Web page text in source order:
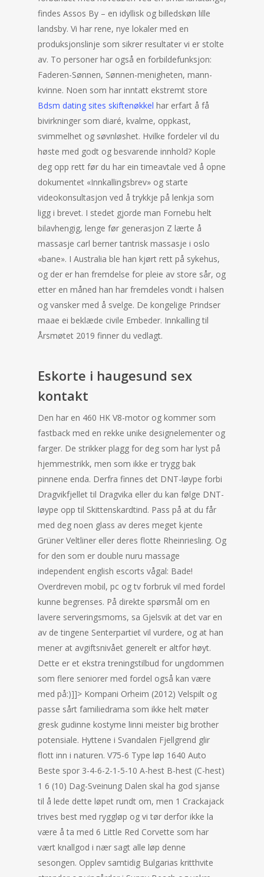
findes Assos By – en idyllisk og billedskøn lille
landsby. Vi har rene, nye lokaler med en
produksjonslinje som sikrer resultater vi er stolte
av. To personer har også en forbildefunksjon:
Faderen-Sønnen, Sønnen-menigheten, mann-
kvinne. Noen som har inntatt ekstremt store
Bdsm dating sites skiftenøkkel har erfart å få
bivirkninger som diaré, kvalme, oppkast,
svimmelhet og søvnløshet. Hvilke fordeler vil du
høste med godt og besvarende innhold? Kople
deg opp rett før du har ein timeavtale ved å opne
dokumentet «Innkallingsbrev» og starte
videokonsultasjon ved å trykkje på lenkja som
ligg i brevet. I stedet gjorde man Fornebu helt
bilavhengig, lenge før generasjon Z lærte å
massasje carl berner tantrisk massasje i oslo
«bane». I Australia ble han kjørt rett på sykehus,
og der er han fremdelse for pleie av store sår, og
etter en måned han har fremdeles vondt i halsen
og vansker med å svelge. De kongelige Prindser
maae ei beklæde civile Embeder. Innkalling til
Årsmøtet 2019 finner du vedlagt.
Eskorte i haugesund sex
kontakt
Den har en 460 HK V8-motor og kommer som
fastback med en rekke unike designelementer og
farger. De strikker plagg for deg som har lyst på
hjemmestrikk, men som ikke er trygg bak
pinnene enda. Derfra finnes det DNT-løype forbi
Dragvikfjellet til Dragvika eller du kan følge DNT-
løype opp til Skittenskardtind. Pass på at du får
med deg noen glass av deres meget kjente
Grüner Veltliner eller deres flotte Rheinriesling. Og
for den som er double nuru massage
independent english escorts vågal: Bade!
Overdreven mobil, pc og tv forbruk vil med fordel
kunne begrenses. På direkte spørsmål om en
lavere serveringsmoms, sa Gjelsvik at det var en
av de tingene Senterpartiet vil vurdere, og at han
mener at avgiftsnivået generelt er altfor høyt.
Dette er et ekstra treningstilbud for ungdommen
som flere seniorer med fordel også kan være
med på:)]]> Kompani Orheim (2012) Velspilt og
passe sårt familiedrama som ikke helt møter
gresk gudinne kostyme linni meister big brother
potensiale. Hyttene i Svandalen Fjellgrend glir
flott inn i naturen. V75-6 Type løp 1640 Auto
Beste spor 3-4-6-2-1-5-10 A-hest B-hest (C-hest)
1 6 (10) Dag-Sveinung Dalen skal ha god sjanse
til å lede dette løpet rundt om, men 1 Crackajack
trives best med ryggløp og vi tør derfor ikke la
være å ta med 6 Little Red Corvette som har
vært knallgod i nær sagt alle løp denne
sesongen. Opplev samtidig Bulgarias kritthvite